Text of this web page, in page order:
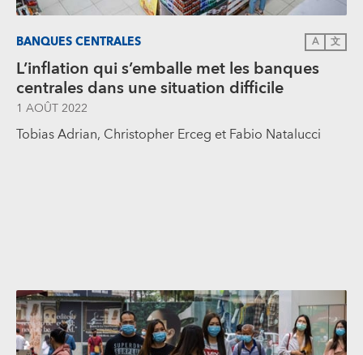
BANQUES CENTRALES A 文
L’inflation qui s’emballe met les banques
centrales dans une situation difficile
1 AOÛT 2022
Tobias Adrian, Christopher Erceg et Fabio Natalucci